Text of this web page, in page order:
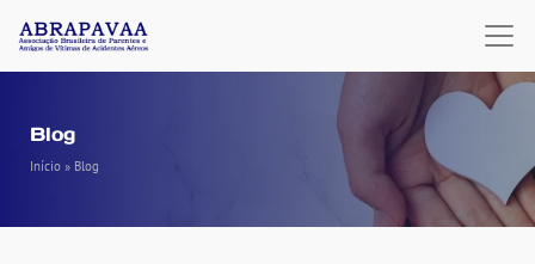
Blog
Início » Blog